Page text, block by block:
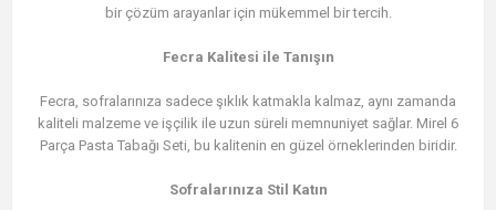
bir çözüm arayanlar için mükemmel bir tercih.
Fecra Kalitesi ile Tanışın
Fecra, sofralarınıza sadece şıklık katmakla kalmaz, aynı zamanda
kaliteli malzeme ve işçilik ile uzun süreli memnuniyet sağlar. Mirel 6
Parça Pasta Tabağı Seti, bu kalitenin en güzel örneklerinden biridir.
Sofralarınıza Stil Katın